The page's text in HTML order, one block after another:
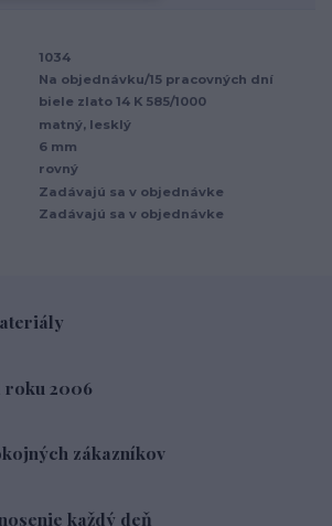
1034
Na objednávku/15 pracovných dní
biele zlato 14 K 585/1000
matný, lesklý
6 mm
rovný
Zadávajú sa v objednávke
Zadávajú sa v objednávke
roku 2006
zákazníkov
každý deň